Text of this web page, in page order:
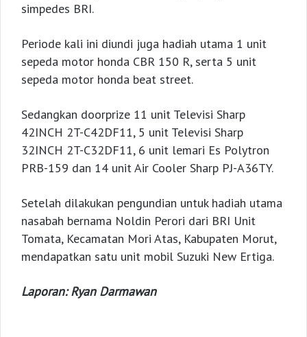
simpedes BRI.
Periode kali ini diundi juga hadiah utama 1 unit
sepeda motor honda CBR 150 R, serta 5 unit
sepeda motor honda beat street.
Sedangkan doorprize 11 unit Televisi Sharp
42INCH 2T-C42DF11, 5 unit Televisi Sharp
32INCH 2T-C32DF11, 6 unit lemari Es Polytron
PRB-159 dan 14 unit Air Cooler Sharp PJ-A36TY.
Setelah dilakukan pengundian untuk hadiah utama
nasabah bernama Noldin Perori dari BRI Unit
Tomata, Kecamatan Mori Atas, Kabupaten Morut,
mendapatkan satu unit mobil Suzuki New Ertiga.
Laporan: Ryan Darmawan